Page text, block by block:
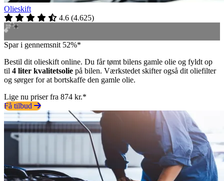
Olieskift
4.6 (4.625)
Spar i gennemsnit 52%*
Bestil dit olieskift online. Du får tømt bilens gamle olie og fyldt op
til 4 liter kvalitetsolie på bilen. Værkstedet skifter også dit oliefilter
og sørger for at bortskaffe den gamle olie.
Lige nu priser fra 874 kr.*
Få tilbud